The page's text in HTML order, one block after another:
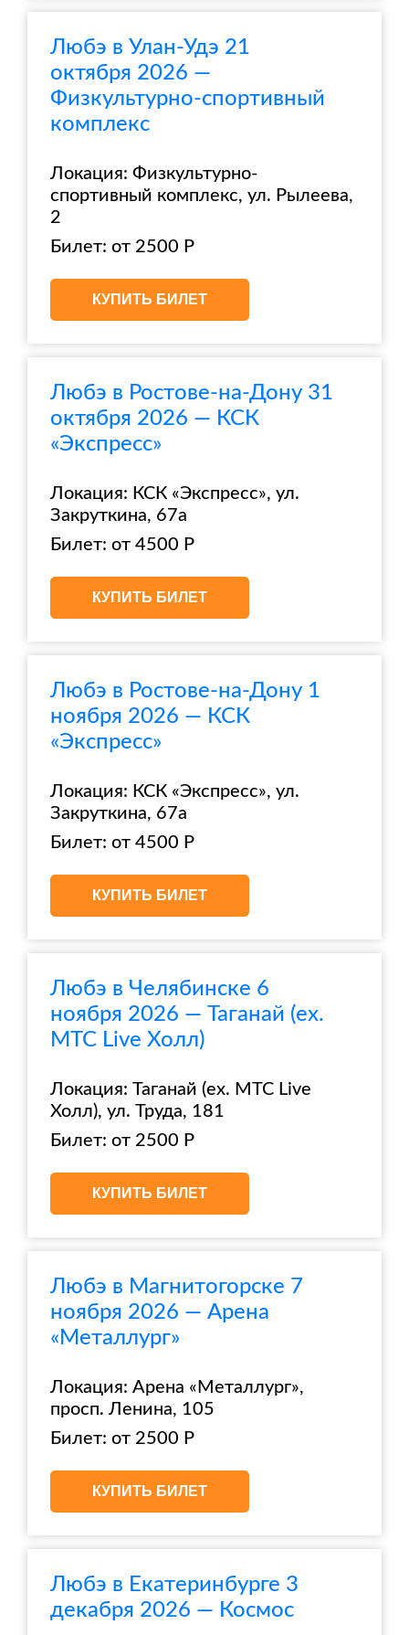
Любэ в Улан-Удэ 21
октября 2026 —
Физкультурно-спортивный
комплекс
Локация: Физкультурно-
спортивный комплекс, ул. Рылеева,
2
Билет: от 2500 Р
КУПИТЬ БИЛЕТ
Любэ в Ростове-на-Дону 31
октября 2026 — КСК
«Экспресс»
Локация: КСК «Экспресс», ул.
Закруткина, 67а
Билет: от 4500 Р
КУПИТЬ БИЛЕТ
Любэ в Ростове-на-Дону 1
ноября 2026 — КСК
«Экспресс»
Локация: КСК «Экспресс», ул.
Закруткина, 67а
Билет: от 4500 Р
КУПИТЬ БИЛЕТ
Любэ в Челябинске 6
ноября 2026 — Таганай (ex.
МТС Live Холл)
Локация: Таганай (ex. МТС Live
Холл), ул. Труда, 181
Билет: от 2500 Р
КУПИТЬ БИЛЕТ
Любэ в Магнитогорске 7
ноября 2026 — Арена
«Металлург»
Локация: Арена «Металлург»,
просп. Ленина, 105
Билет: от 2500 Р
КУПИТЬ БИЛЕТ
Любэ в Екатеринбурге 3
декабря 2026 — Космос